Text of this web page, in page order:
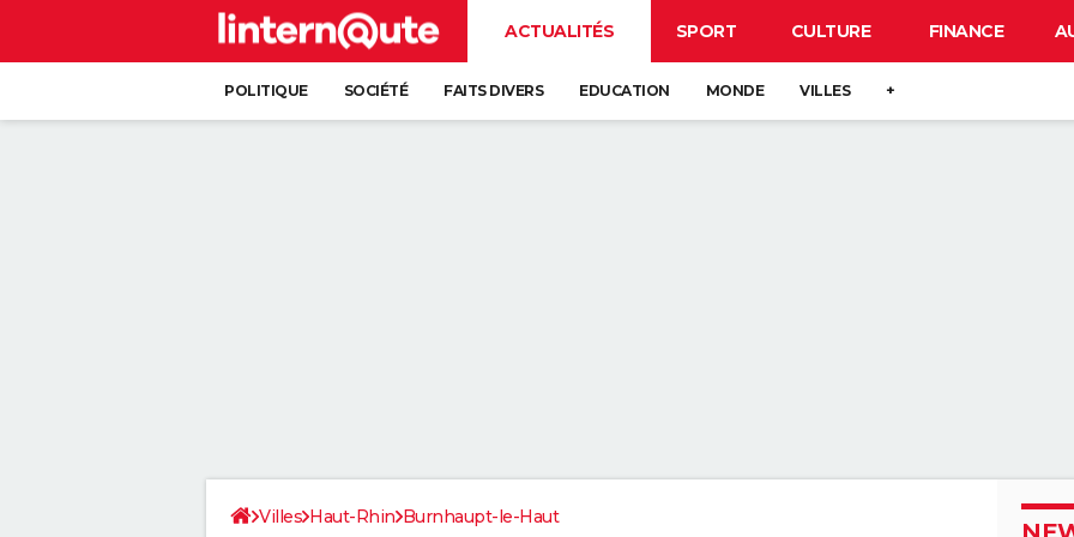
ACTUALITÉS SPORT CULTURE FINANCE
POLITIQUE SOCIÉTÉ FAITS DIVERS EDUCATION MONDE VILLES +
Villes Haut-Rhin Burnhaupt-le-Haut